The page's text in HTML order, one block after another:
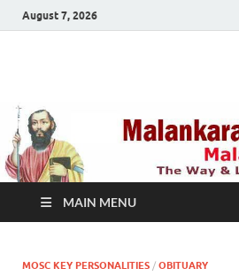
August 7, 2026
TV
MAIN MENU
MOSC KEY PERSONALITIES / OBITUARY